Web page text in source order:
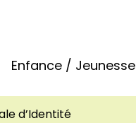
Enfance / Jeunesse
d’Identité